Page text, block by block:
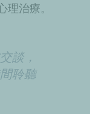
理治療。
談，
聆聽